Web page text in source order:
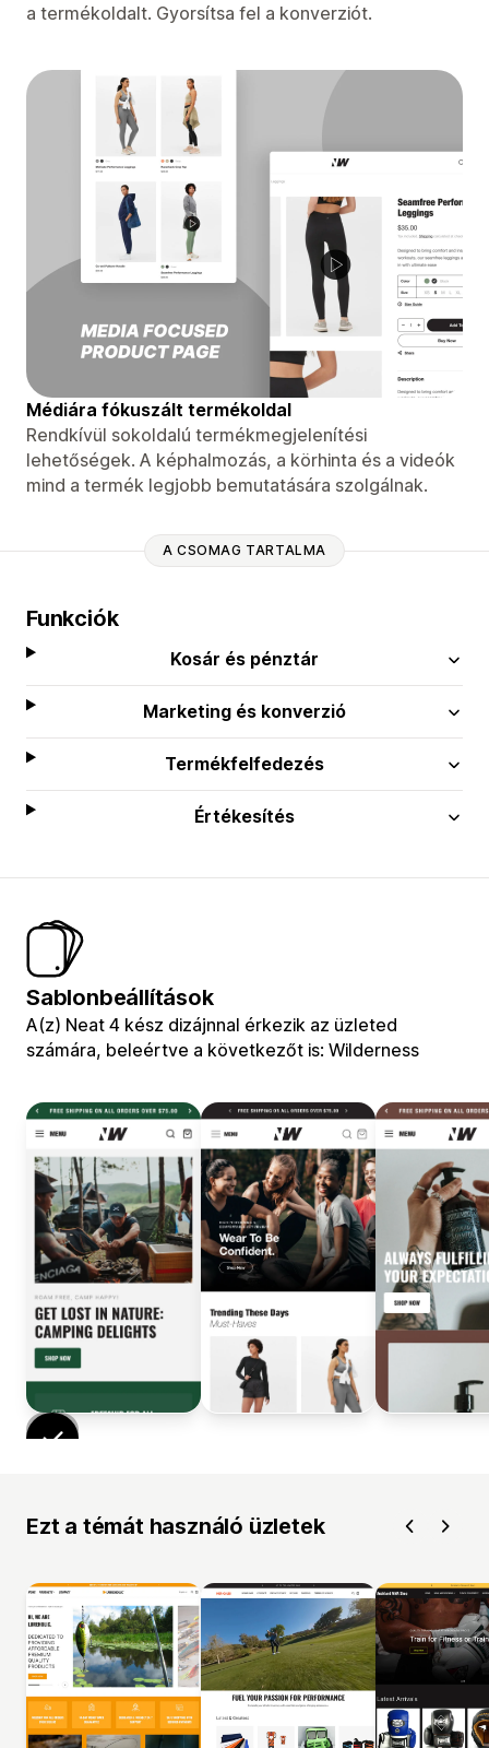
a termékoldalt. Gyorsítsa fel a konverziót.
Médiára fókuszált termékoldal
Rendkívül sokoldalú termékmegjelenítési
lehetőségek. A képhalmozás, a körhinta és a videók
mind a termék legjobb bemutatására szolgálnak.
A CSOMAG TARTALMA
Funkciók
Kosár és pénztár
Marketing és konverzió
Termékfelfedezés
Értékesítés
Sablonbeállítások
A(z) Neat 4 kész dizájnnal érkezik az üzleted
számára, beleértve a következőt is: Wilderness
Ezt a témát használó üzletek